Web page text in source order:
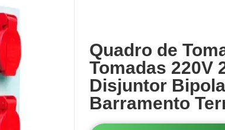
Quadro de
Tomadas 220V
Disjuntor
Barramento